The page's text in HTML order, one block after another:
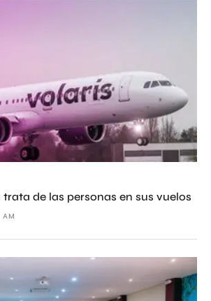
de las personas en sus vuelos